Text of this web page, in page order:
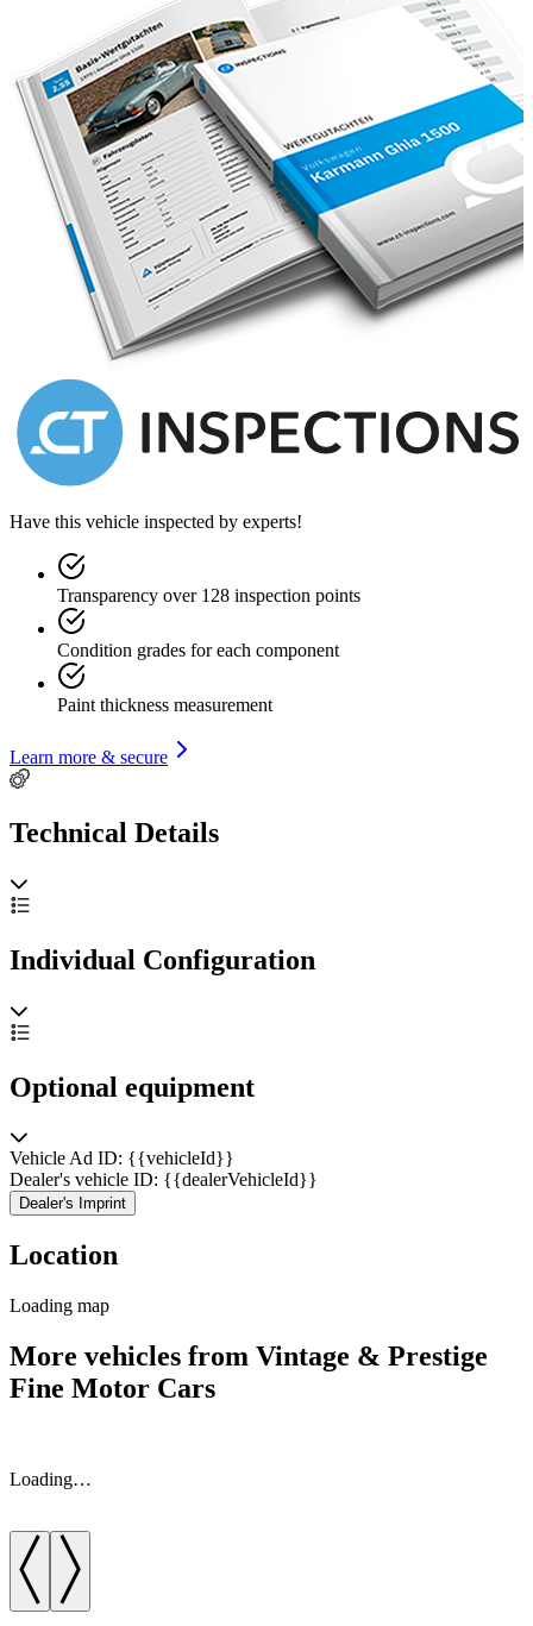
Have this vehicle inspected by experts!
Transparency over 128 inspection points
Condition grades for each component
Paint thickness measurement
Learn more & secure
Technical Details
Individual Configuration
Optional equipment
Vehicle Ad ID: {{vehicleId}}
Dealer's vehicle ID: {{dealerVehicleId}}
Dealer's Imprint
Location
Loading map
More vehicles from Vintage & Prestige
Fine Motor Cars
Loading…